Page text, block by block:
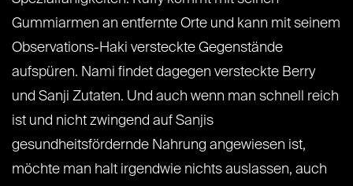
Gummiarmen an entfernte Orte und kann mit seinem
Observations-Haki versteckte Gegenstände
aufspüren. Nami findet dagegen versteckte Berry
und Sanji Zutaten. Und auch wenn man schnell reich
ist und nicht zwingend auf Sanjis
gesundheitsfördernde Nahrung angewiesen ist,
möchte man halt irgendwie nichts auslassen, auch